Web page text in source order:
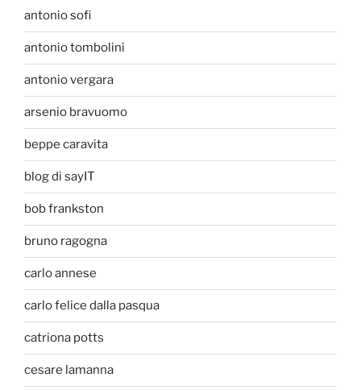
antonio sofi
antonio tombolini
antonio vergara
arsenio bravuomo
beppe caravita
blog di sayIT
bob frankston
bruno ragogna
carlo annese
carlo felice dalla pasqua
catriona potts
cesare lamanna